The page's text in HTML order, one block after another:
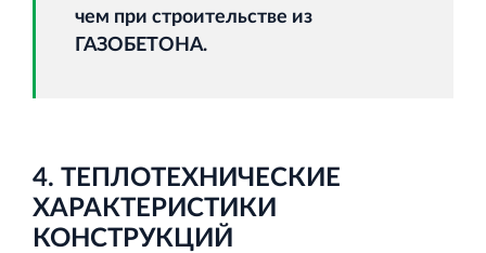
чем при строительстве из
ГАЗОБЕТОНА.
4. ТЕПЛОТЕХНИЧЕСКИЕ
ХАРАКТЕРИСТИКИ
КОНСТРУКЦИЙ